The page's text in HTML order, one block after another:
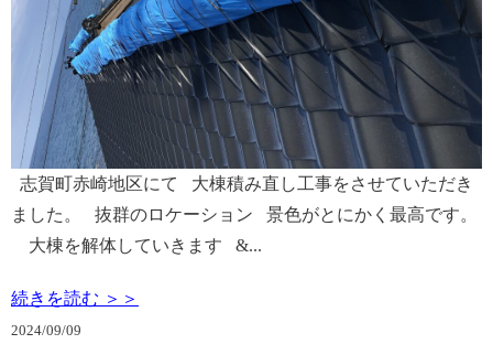
志賀町赤崎地区にて 大棟積み直し工事をさせていただき
ました。 抜群のロケーション 景色がとにかく最高です。
大棟を解体していきます &...
続きを読む ＞＞
2024/09/09